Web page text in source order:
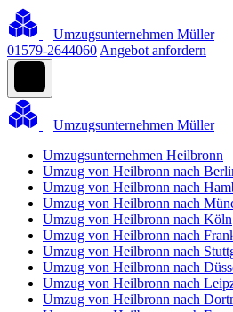
Umzugsunternehmen Müller
01579-2644060 Angebot anfordern
Umzugsunternehmen Müller
Umzugsunternehmen Heilbronn
Umzug von Heilbronn nach
Umzug von Heilbronn nach
Umzug von Heilbronn nach
Umzug von Heilbronn nach Köln
Umzug von Heilbronn nach
Umzug von Heilbronn nach
Umzug von Heilbronn nach
Umzug von Heilbronn nach
Umzug von Heilbronn nach